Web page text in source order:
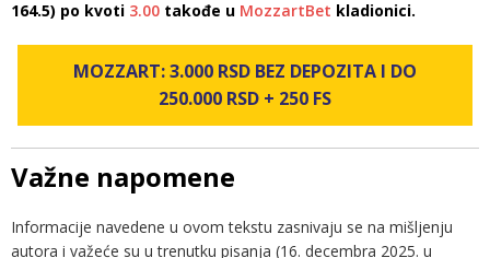
164.5) po kvoti 3.00 takođe u MozzartBet kladionici.
MOZZART: 3.000 RSD BEZ DEPOZITA I DO
250.000 RSD + 250 FS
Važne napomene
Informacije navedene u ovom tekstu zasnivaju se na mišljenju
autora i važeće su u trenutku pisanja (16. decembra 2025. u